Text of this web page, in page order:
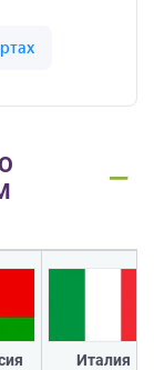
Италия